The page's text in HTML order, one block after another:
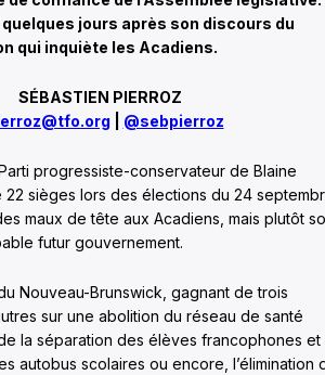
jours après son discours du
qui inquiète les Acadiens.
SÉBASTIEN PIERROZ
@sebpierroz
progressiste-conservateur de Blaine
22 sièges lors des élections du 24
maux de tête aux Acadiens, mais plutôt
futur gouvernement.
Nouveau-Brunswick, gagnant de trois
sur une abolition du réseau de santé
la séparation des élèves francophones et
autobus scolaires ou encore, l’élimination